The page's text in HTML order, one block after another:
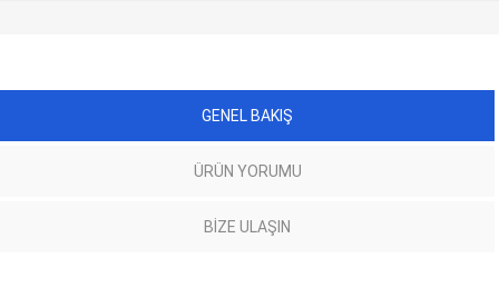
GENEL BAKIŞ
ÜRÜN YORUMU
BIZE ULAŞIN